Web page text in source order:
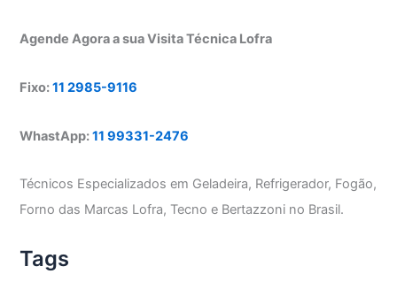
Agende Agora a sua Visita Técnica Lofra
Fixo:11 2985-9116
WhastApp:11 99331-2476
Técnicos Especializados em Geladeira, Refrigerador, Fogão,
Forno das Marcas Lofra, Tecno e Bertazzoni no Brasil.
Tags